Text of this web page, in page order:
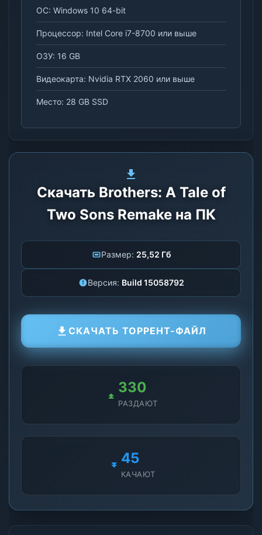
ОС: Windows 10 64-bit
Процессор: Intel Core i7-8700 или выше
ОЗУ: 16 GB
Видеокарта: Nvidia RTX 2060 или выше
Место: 28 GB SSD
Скачать Brothers: A Tale of
Two Sons Remake на ПК
Размер: 25,52 Гб
Версия: Build 15058792
СКАЧАТЬ ТОРРЕНТ-ФАЙЛ
326
РАЗДАЮТ
43
КАЧАЮТ